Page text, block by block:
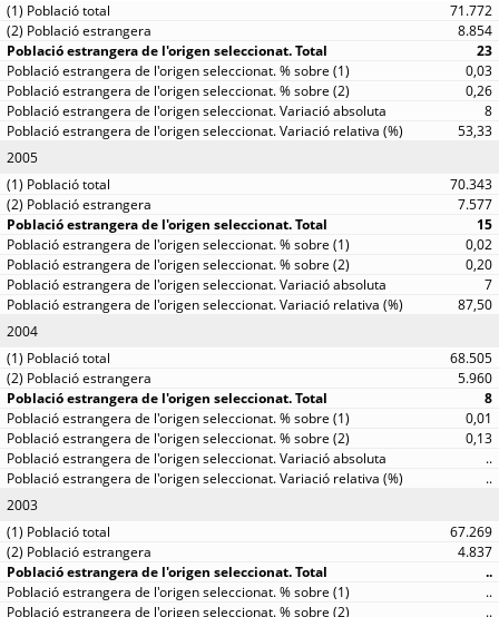
71.772
8.854
23
0,03
0,26
8
53,33
2005
70.343
7.577
15
0,02
0,20
7
87,50
2004
68.505
5.960
8
0,01
0,13
..
..
2003
67.269
4.837
..
..
..